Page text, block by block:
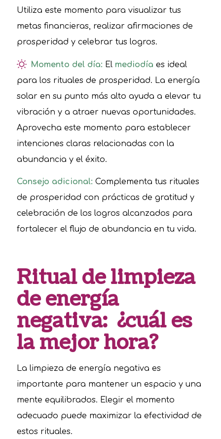
Utiliza este momento para visualizar tus
metas financieras, realizar afirmaciones de
prosperidad y celebrar tus logros.
Momento del día: El mediodía es ideal
para los rituales de prosperidad. La energía
solar en su punto más alto ayuda a elevar tu
vibración y a atraer nuevas oportunidades.
Aprovecha este momento para establecer
intenciones claras relacionadas con la
abundancia y el éxito.
Consejo adicional: Complementa tus rituales
de prosperidad con prácticas de gratitud y
celebración de los logros alcanzados para
fortalecer el flujo de abundancia en tu vida.
Ritual de limpieza
de energía
negativa: ¿cuál es
la mejor hora?
La limpieza de energía negativa es
importante para mantener un espacio y una
mente equilibrados. Elegir el momento
adecuado puede maximizar la efectividad de
estos rituales.